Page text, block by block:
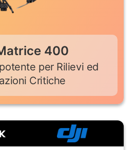
400
per Rilievi ed
Critiche